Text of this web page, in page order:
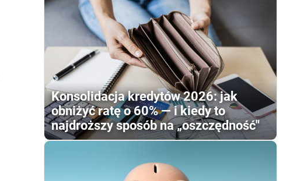
Konsolidacja kredytów 2026: jak
obniżyć ratę o 60% — i kiedy to
najdroższy sposób na „oszczędność"